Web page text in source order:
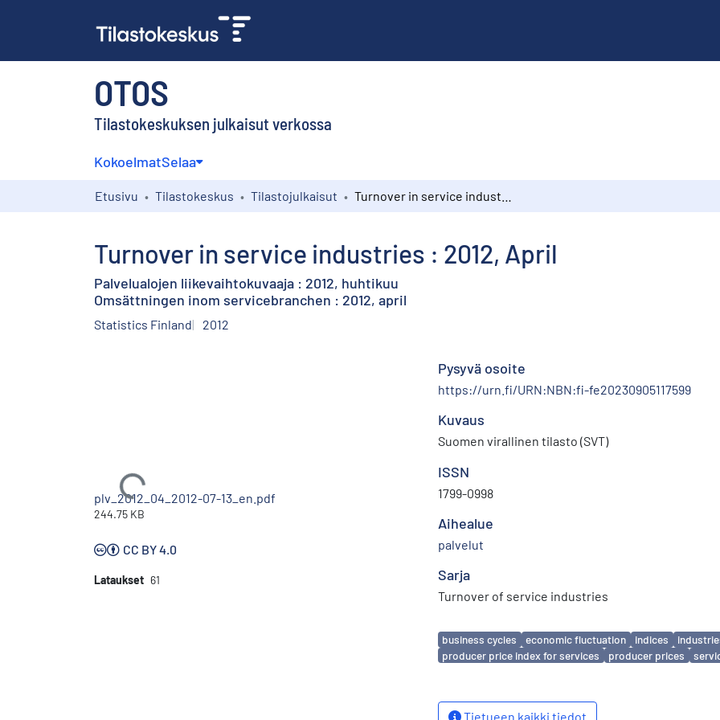
OTOS
Tilastokeskuksen julkaisut verkossa
KokoelmatSelaa
Etusivu Tilastokeskus Tilastojulkaisut
Turnover in service industries : 2012, April
Palvelualojen liikevaihtokuvaaja : 2012, huhtikuu
Omsättningen inom servicebranchen : 2012, april
Statistics Finland 2012
Ladataan...
plv_2012_04_2012-07-13_en.pdf
244.75 KB
CC BY 4.0
Lataukset 61
Pysyvä osoite
https://urn.fi/URN:NBN:fi-fe20230905117599
Kuvaus
Suomen virallinen tilasto (SVT)
ISSN
1799-0998
Aihealue
palvelut
Sarja
Turnover of service industries
Avainsanat
business cycles economic fluctuation indices
producer price index for services
producer prices
Tietueen kaikki tiedot